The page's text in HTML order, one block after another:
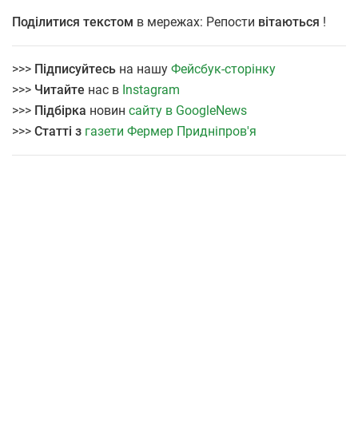
Поділитися текстом в мережах: Репости вітаються !
>>> Підписуйтесь на нашу Фейсбук-сторінку
>>> Читайте нас в Instagram
>>> Підбірка новин сайту в GoogleNews
>>> Статті з газети Фермер Придніпров'я